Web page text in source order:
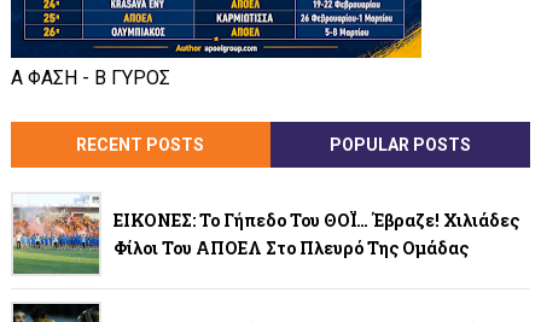
Α ΦΑΣΗ - Β ΓΥΡΟΣ
RECENT POSTS POPULAR POSTS
ΕΙΚΟΝΕΣ: Το Γήπεδο Του ΘΟΪ… Έβραζε! Χιλιάδες
Φίλοι Του ΑΠΟΕΛ Στο Πλευρό Της Ομάδας